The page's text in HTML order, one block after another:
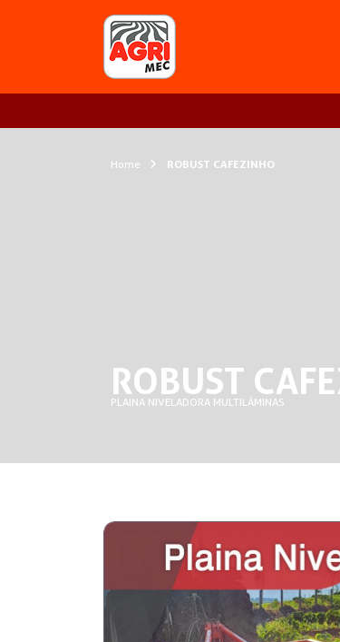
Home ROBUST CAFEZINHO
ROBUST
PLAINA NIVELADORA MULTILÂMINAS